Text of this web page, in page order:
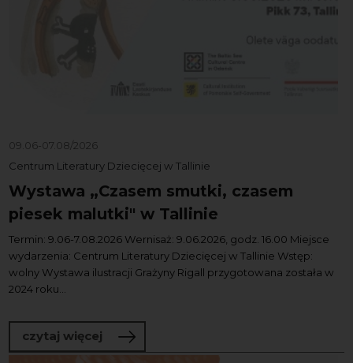
09.06-07.08/2026
Centrum Literatury Dziecięcej w Tallinie
Wystawa „Czasem smutki, czasem
piesek malutki" w Tallinie
Termin: 9.06-7.08.2026 Wernisaż: 9.06.2026, godz. 16.00 Miejsce
wydarzenia: Centrum Literatury Dziecięcej w Tallinie Wstęp:
wolny Wystawa ilustracji Grażyny Rigall przygotowana została w
2024 roku...
czytaj więcej o Wystawa „Czasem smutki, czasem